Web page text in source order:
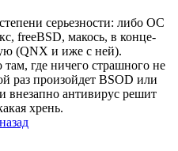
серьезности: либо ОС
freeBSD, макось, в конце-
(QNX и иже с ней).
там, где ничего страшного не
раз произойдет BSOD или
внезапно антивирус решит
хрень.